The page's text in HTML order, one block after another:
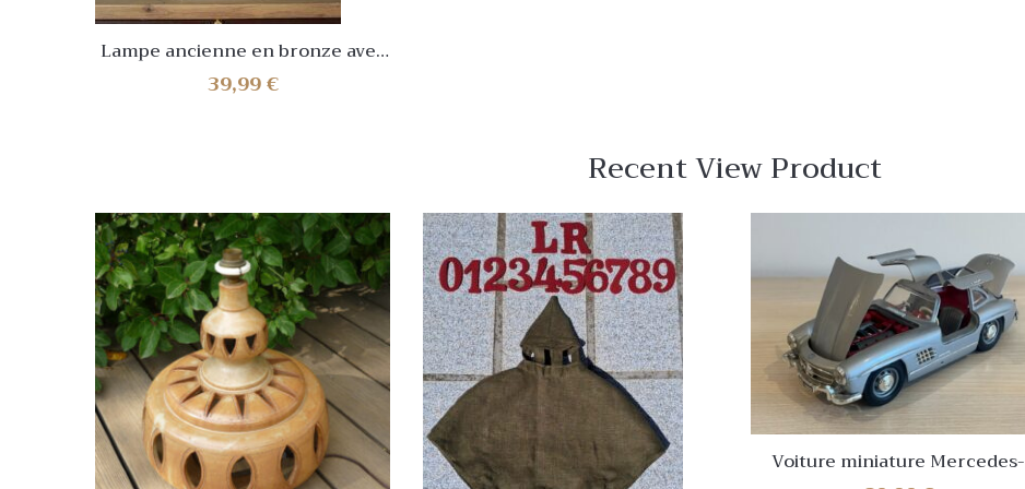
Lampe ancienne en bronze avec
dragon, décoration vintage
asiatique
39,99€
Recent View Product
Voiture miniature Mercedes-